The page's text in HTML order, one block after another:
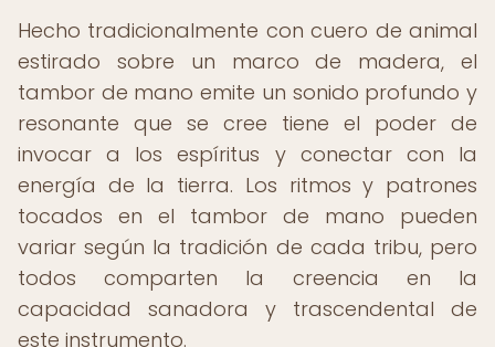
Hecho tradicionalmente con cuero de animal
estirado sobre un marco de madera, el
tambor de mano emite un sonido profundo y
resonante que se cree tiene el poder de
invocar a los espíritus y conectar con la
energía de la tierra. Los ritmos y patrones
tocados en el tambor de mano pueden
variar según la tradición de cada tribu, pero
todos comparten la creencia en la
capacidad sanadora y trascendental de
este instrumento.